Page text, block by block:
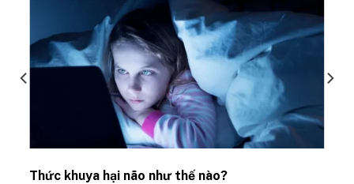
Thức khuya hại não như thế nào?